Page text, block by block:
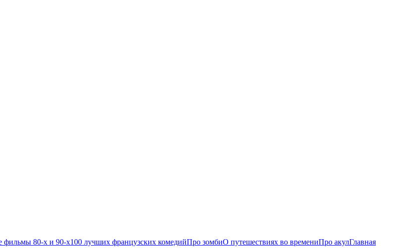
фильмы 80-х и 90-х100 лучших французских комедийПро зомбиО путешествиях во времениПро акулГлавная